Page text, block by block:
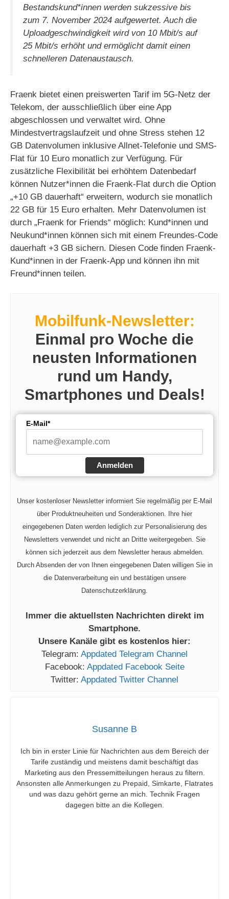
Bestandskund*innen werden sukzessive bis
zum 7. November 2024 aufgewertet. Auch die
Uploadgeschwindigkeit wird von 10 Mbit/s auf
25 Mbit/s erhöht und ermöglicht damit einen
schnelleren Datenaustausch.
Fraenk bietet einen preiswerten Tarif im 5G-Netz der
Telekom, der ausschließlich über eine App
abgeschlossen und verwaltet wird. Ohne
Mindestvertragslaufzeit und ohne Stress stehen 12
GB Datenvolumen inklusive Allnet-Telefonie und SMS-
Flat für 10 Euro monatlich zur Verfügung. Für
zusätzliche Flexibilität bei erhöhtem Datenbedarf
können Nutzer*innen die Fraenk-Flat durch die Option
„+10 GB dauerhaft“ erweitern, wodurch sie monatlich
22 GB für 15 Euro erhalten. Mehr Datenvolumen ist
durch „Fraenk for Friends“ möglich: Kund*innen und
Neukund*innen können sich mit einem Freundes-Code
dauerhaft +3 GB sichern. Diesen Code finden Fraenk-
Kund*innen in der Fraenk-App und können ihn mit
Freund*innen teilen.
Mobilfunk-Newsletter:
Einmal pro Woche die
neusten Informationen
rund um Handy,
Smartphones und Deals!
E-Mail*
Anmelden
Unser kostenloser Newsletter informiert Sie regelmäßig per E-Mail
über Produktneuheiten und Sonderaktionen. Ihre hier
eingegebenen Daten werden lediglich zur Personalisierung des
Newsletters verwendet und nicht an Dritte weitergegeben. Sie
können sich jederzeit aus dem Newsletter heraus abmelden.
Durch Absenden der von Ihnen eingegebenen Daten willigen Sie in
die Datenverarbeitung ein und bestätigen unsere
Datenschutzerklärung.
Immer die aktuellsten Nachrichten direkt im
Smartphone.
Unsere Kanäle gibt es kostenlos hier:
Telegram: Appdated Telegram Channel
Facebook: Appdated Facebook Seite
Twitter: Appdated Twitter Channel
Susanne B
Ich bin in erster Linie für Nachrichten aus dem Bereich der
Tarife zuständig und meistens damit beschäftigt das
Marketing aus den Pressemitteilungen heraus zu filtern.
Ansonsten alle Anmerkungen zu Prepaid, Simkarte, Flatrates
und was dazu gehört gerne an mich. Technik Fragen
dagegen bitte an die Kollegen.